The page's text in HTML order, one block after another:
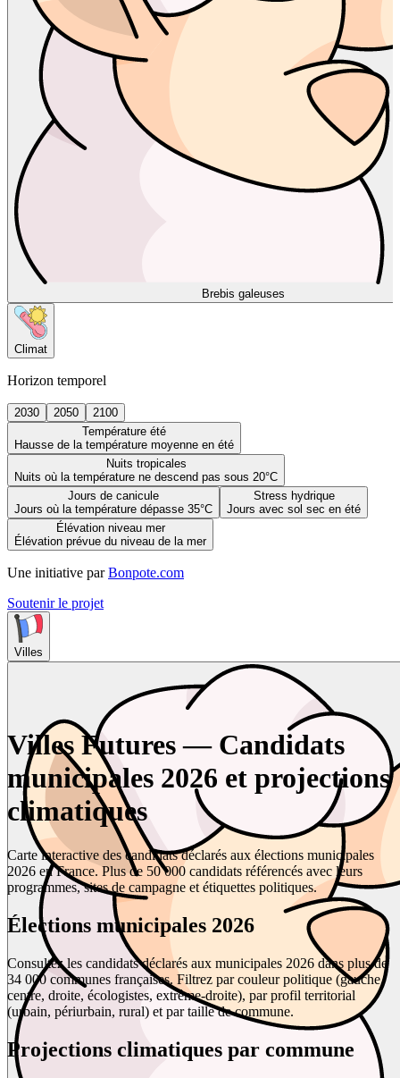
Brebis galeuses
Climat
Horizon temporel
2030 2050
2100
Température été
Hausse de la température moyenne en été
Nuits tropicales
Nuits où la température ne descend pas sous 20°C
Jours de canicule
Jours où la température dépasse 35°C
Stress hydrique
Jours avec sol sec en été
Élévation niveau mer
Élévation prévue du niveau de la mer
Une initiative par Bonpote.com
Soutenir le projet
Villes
Villes Futures — Candidats
municipales 2026 et projections
climatiques
Carte interactive des candidats déclarés aux élections municipales
2026 en France. Plus de 50 000 candidats référencés avec leurs
programmes, sites de campagne et étiquettes politiques.
Élections municipales 2026
Consultez les candidats déclarés aux municipales 2026 dans plus de
34 000 communes françaises. Filtrez par couleur politique (gauche,
centre, droite, écologistes, extrême-droite), par profil territorial
(urbain, périurbain, rural) et par taille de commune.
Projections climatiques par commune